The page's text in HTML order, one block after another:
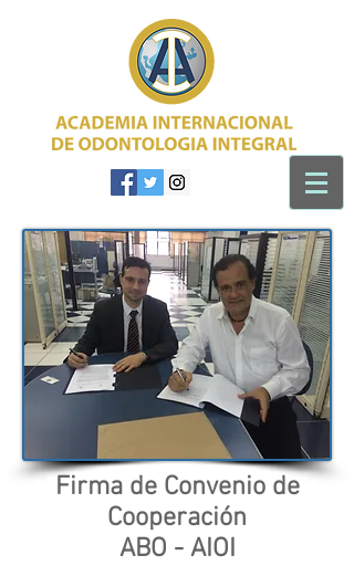
Firma de Convenio de
Cooperación
ABO - AIOI